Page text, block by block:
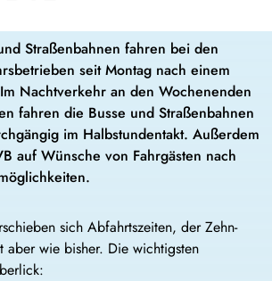
Straßenbahnen fahren bei den
seit Montag nach einem
Nachtverkehr an den Wochenenden
fahren die Busse und Straßenbahnen
im Halbstundentakt. Außerdem
auf Wünsche von Fahrgästen nach
sich Abfahrtszeiten, der Zehn-
aber wie bisher. Die wichtigsten